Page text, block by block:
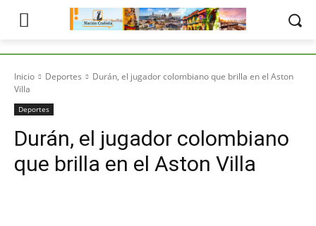
Inicio Deportes
Durán, el jugador colombiano que brilla en el Aston
Villa
Deportes
Durán, el jugador colombiano
que brilla en el Aston Villa